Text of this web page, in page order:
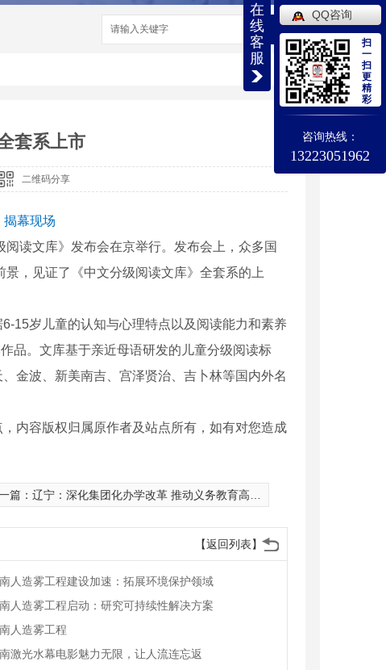
搜索
花形音乐喷泉1
套系上市
二维码分享
揭幕现场
读文库》发布会在京举行。发布会上，众多国
，见证了《中文分级阅读文库》全套系的上
15岁儿童的认知与心理特点以及阅读能力和素养
品。文库基于亲近母语研发的儿童分级阅读标
金波、新美南吉、宫泽贤治、吉卜林等国内外名
内容版权归属原作者及站点所有，如有对您造成
篇： 辽宁：深化集团化办学改革 推动义务教育高质量发展
【返回列表】
人造雾工程建设加速：拓展环境保护领域
人造雾工程启动：研究可持续性解决方案
人造雾工程
激光水幕电影魅力无限，让人流连忘返
在
线
客
服
QQ咨询
扫
一
扫
更
精
彩
咨询热线：
13223051962